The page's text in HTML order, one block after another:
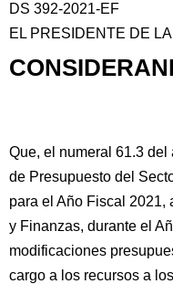
DS 392-2021-EF
EL PRESIDENTE DE
Que, el numeral 61.3 del
de Presupuesto del
para el Año Fiscal 2021,
y Finanzas, durante el
modificaciones
cargo a los recursos a